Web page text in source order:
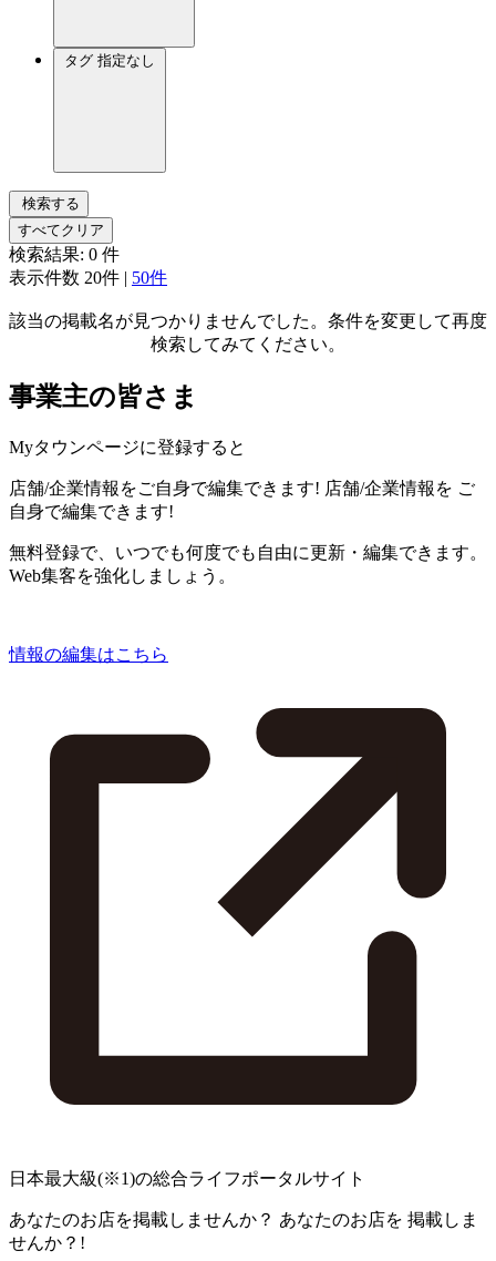
タグ 指定なし
検索する
すべてクリア
検索結果: 0 件
表示件数 20件 | 50件
該当の掲載名が見つかりませんでした。条件を変更して再度
検索してみてください。
事業主の皆さま
Myタウンページに登録すると
店舗/企業情報をご自身で編集できます! 店舗/企業情報を ご
自身で編集できます!
無料登録で、いつでも何度でも自由に更新・編集できます。
Web集客を強化しましょう。
情報の編集はこちら
日本最大級(※1)の総合ライフポータルサイト
あなたのお店を掲載しませんか？ あなたのお店を 掲載しま
せんか？!